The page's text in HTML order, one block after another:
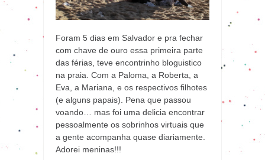
Foram 5 dias em Salvador e pra fechar
com chave de ouro essa primeira parte
das férias, teve encontrinho bloguistico
na praia. Com a Paloma, a Roberta, a
Eva, a Mariana, e os respectivos filhotes
(e alguns papais). Pena que passou
voando… mas foi uma delicia encontrar
pessoalmente os sobrinhos virtuais que
a gente acompanha quase diariamente.
Adorei meninas!!!